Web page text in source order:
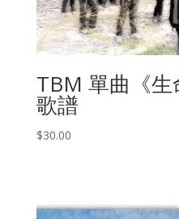
TBM 單曲《
歌譜
$30.00